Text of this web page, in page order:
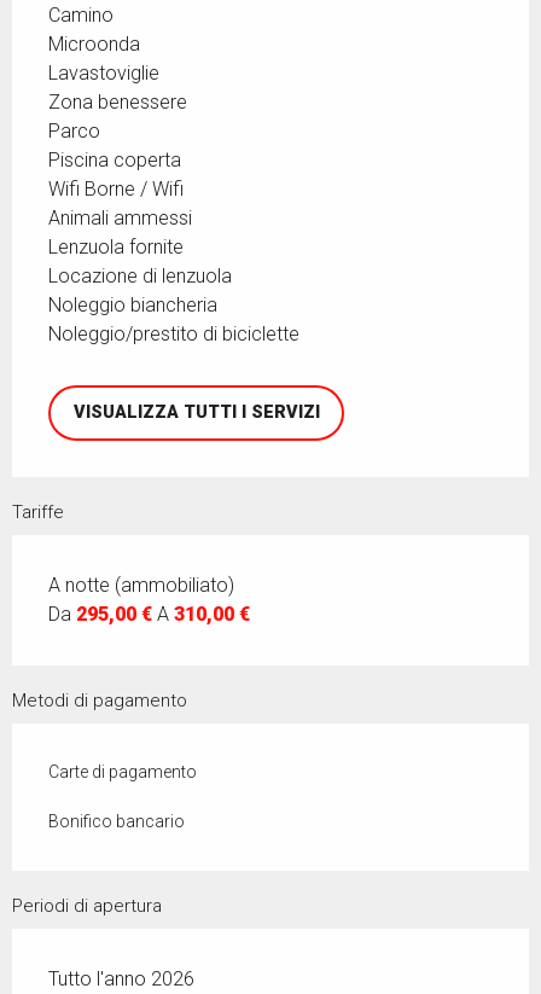
Camino
Microonda
Lavastoviglie
Zona benessere
Parco
Piscina coperta
Wifi Borne / Wifi
Animali ammessi
Lenzuola fornite
Locazione di lenzuola
Noleggio biancheria
Noleggio/prestito di biciclette
VISUALIZZA TUTTI I SERVIZI
Tariffe
A notte (ammobiliato)
Da 295,00 € A 310,00 €
Metodi di pagamento
Carte di pagamento
Bonifico bancario
Periodi di apertura
Tutto l'anno 2026